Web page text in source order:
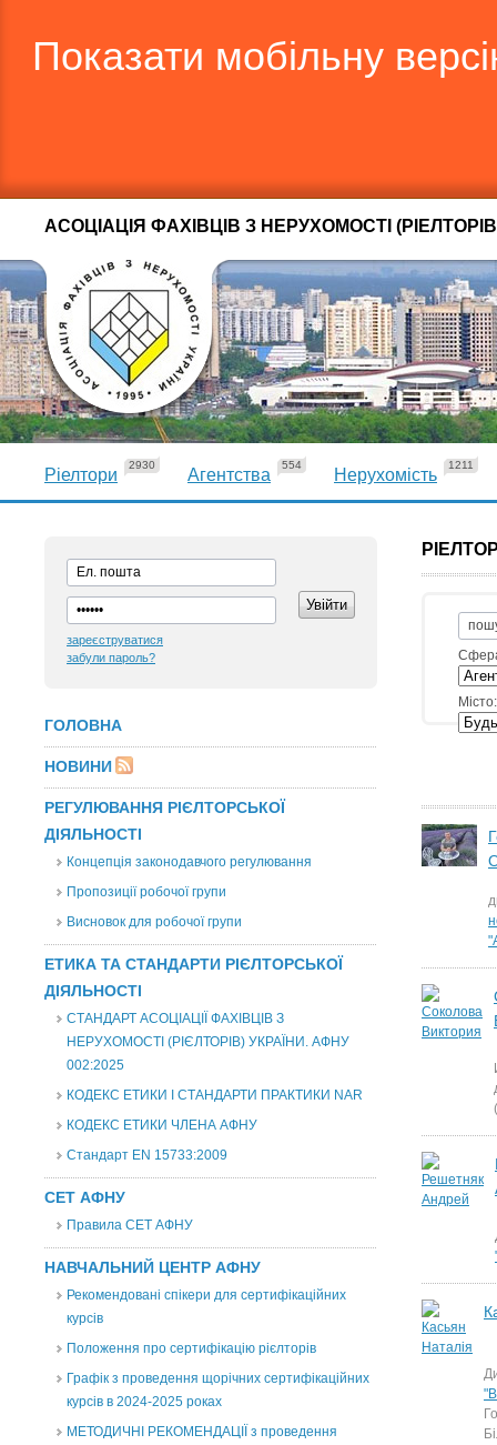
Показати мобільну
АСОЦІАЦІЯ ФАХІВЦІВ З НЕРУХОМОСТІ
Ріелтори
2930
Агентства
554
Нерухомість
1211
зареєструватися
забули пароль?
ГОЛОВНА
НОВИНИ
РЕГУЛЮВАННЯ РІЄЛТОРСЬКОЇ
ДІЯЛЬНОСТІ
Концепція законодавчого регулювання
Пропозиції робочої групи
Висновок для робочої групи
ЕТИКА ТА СТАНДАРТИ РІЄЛТОРСЬКОЇ
ДІЯЛЬНОСТІ
СТАНДАРТ АСОЦІАЦІЇ ФАХІВЦІВ З
НЕРУХОМОСТІ (РІЄЛТОРІВ) УКРАЇНИ. АФНУ
002:2025
КОДЕКС ЕТИКИ І СТАНДАРТИ ПРАКТИКИ NAR
КОДЕКС ЕТИКИ ЧЛЕНА АФНУ
Стандарт EN 15733:2009
СЕТ АФНУ
Правила СЕТ АФНУ
НАВЧАЛЬНИЙ ЦЕНТР АФНУ
Рекомендовані спікери для сертифікаційних
курсів
Положення про сертифікацію рієлторів
Графік з проведення щорічних сертифікаційних
курсів в 2024-2025 роках
МЕТОДИЧНІ РЕКОМЕНДАЦІЇ з проведення
Місто:
(